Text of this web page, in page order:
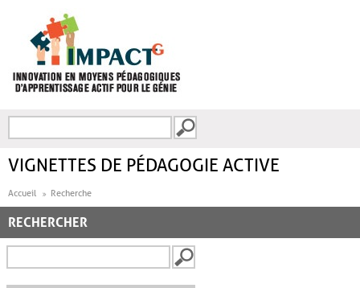
FORMULAIRE DE
VIGNETTES DE PÉDAGOGIE ACTIVE
Accueil Recherche
RECHERCHER